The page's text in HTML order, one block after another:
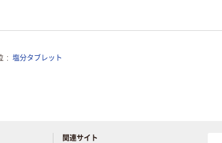
塩分タブレット
関連サイト